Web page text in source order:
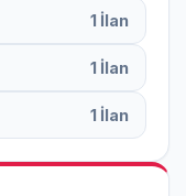
1 İlan
1 İlan
1 İlan